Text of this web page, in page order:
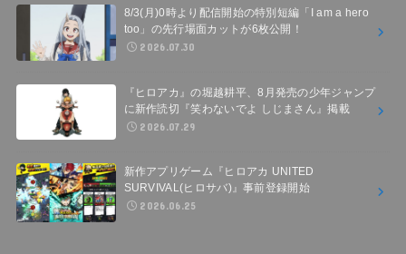
8/3(月)0時より配信開始の特別短編「I am a hero
too」の先行場面カットが6枚公開！
2026.07.30
『ヒロアカ』の堀越耕平、8月発売の少年ジャンプ
に新作読切『笑わないでよ しじまさん』掲載
2026.07.29
新作アプリゲーム『ヒロアカ UNITED
SURVIVAL(ヒロサバ)』事前登録開始
2026.06.25